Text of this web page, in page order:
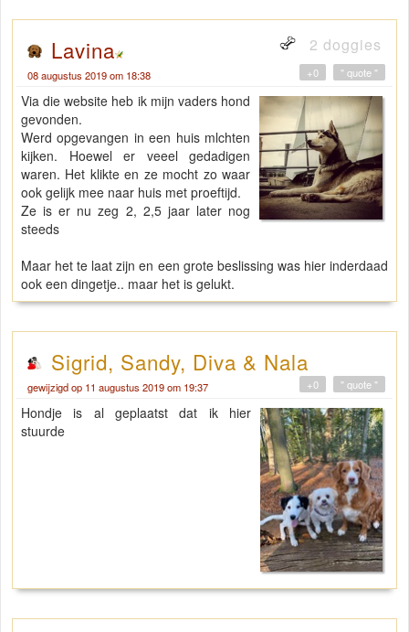
Lavina 2 doggies
08 augustus 2019 om 18:38 " quote "
+0
Via die website heb ik mijn vaders hond
gevonden.
Werd opgevangen in een huis mlchten
kijken. Hoewel er veeel gedadigen
waren. Het klikte en ze mocht zo waar
ook gelijk mee naar huis met proeftijd.
Ze is er nu zeg 2, 2,5 jaar later nog
steeds
Maar het te laat zijn en een grote beslissing was hier inderdaad
ook een dingetje.. maar het is gelukt.
Sigrid, Sandy, Diva & Nala
gewijzigd op 11 augustus 2019 om 19:37 " quote "
+0
Hondje is al geplaatst dat ik hier
stuurde